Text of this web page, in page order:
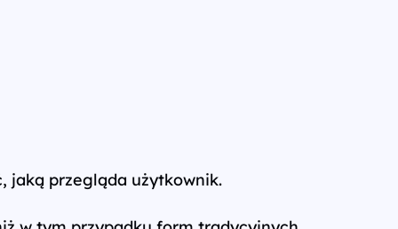
jaką przegląda użytkownik.